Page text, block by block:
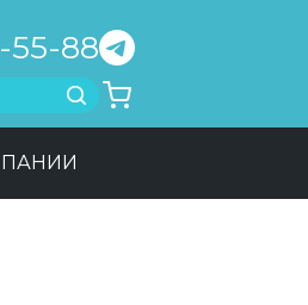
55-88
Найти